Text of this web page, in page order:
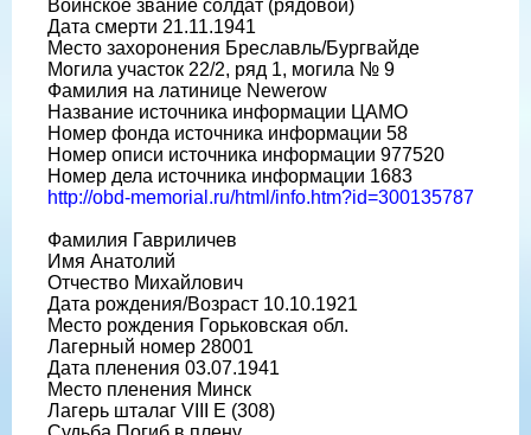
Воинское звание солдат (рядовой)
Дата смерти 21.11.1941
Место захоронения Бреславль/Бургвайде
Могила участок 22/2, ряд 1, могила № 9
Фамилия на латинице Newerow
Название источника информации ЦАМО
Номер фонда источника информации 58
Номер описи источника информации 977520
Номер дела источника информации 1683
http://obd-memorial.ru/html/info.htm?id=300135787
Фамилия Гавриличев
Имя Анатолий
Отчество Михайлович
Дата рождения/Возраст 10.10.1921
Место рождения Горьковская обл.
Лагерный номер 28001
Дата пленения 03.07.1941
Место пленения Минск
Лагерь шталаг VIII E (308)